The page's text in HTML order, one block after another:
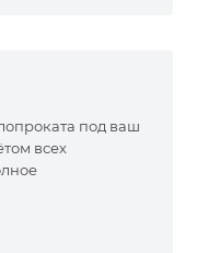
под ваш
всех